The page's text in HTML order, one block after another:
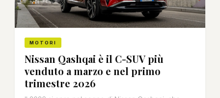
MOTORI
Nissan Qashqai è il C-SUV più
venduto a marzo e nel primo
trimestre 2026